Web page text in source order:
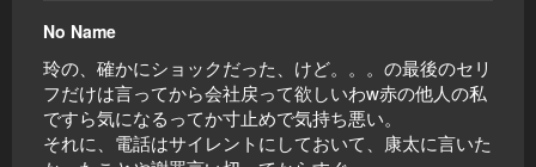
No Name
玲の、確かにショックだった、けど。。。の最後のセリ
フだけは言ってから会社戻って欲しいわw赤の他人の私
ですら気になるってか寸止めで気持ち悪い。
それに、電話はサイレントにしておいて、康太に言いた